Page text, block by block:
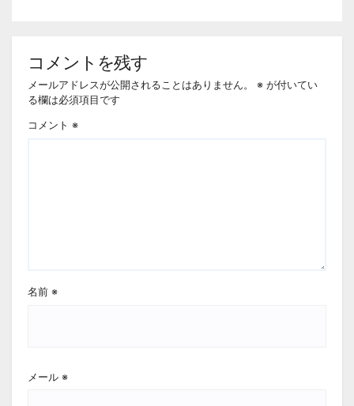
コメントを残す
メールアドレスが公開されることはありません。 ※ が付いてい
る欄は必須項目です
コメント ※
名前 ※
メール ※